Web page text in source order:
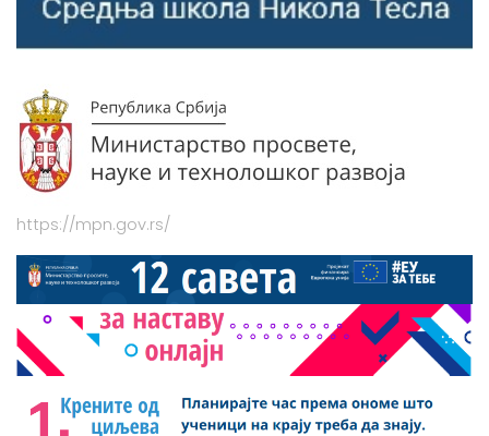
https://mpn.gov.rs/